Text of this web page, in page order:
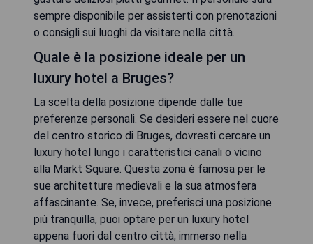
sempre disponibile per assisterti con prenotazioni
o consigli sui luoghi da visitare nella città.
Quale è la posizione ideale per un
luxury hotel a Bruges?
La scelta della posizione dipende dalle tue
preferenze personali. Se desideri essere nel cuore
del centro storico di Bruges, dovresti cercare un
luxury hotel lungo i caratteristici canali o vicino
alla Markt Square. Questa zona è famosa per le
sue architetture medievali e la sua atmosfera
affascinante. Se, invece, preferisci una posizione
più tranquilla, puoi optare per un luxury hotel
appena fuori dal centro città, immerso nella